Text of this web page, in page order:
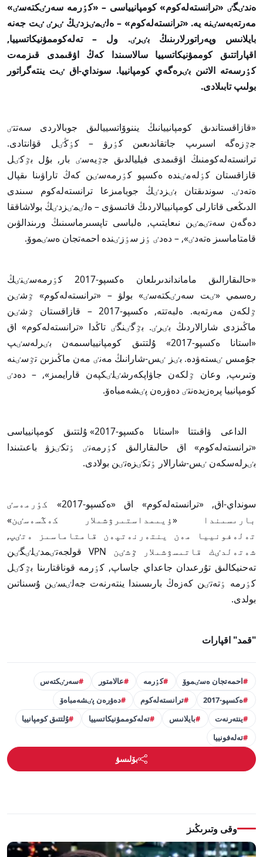
ەندٸگٸ «ترانستەلەكوم» كومپانيياسى – «كٶرمە سەرٸكتەسٸ»
مەرتەبەسٸنە يە. «ترانستەلەكوم» – ەلٸمٸزدٸڭ ٸرٸ ٸت جەنە
بايلانىس وپەراتورلارىنىڭ بٸرٸ. ول – تەلەكوممۋنيكاتسييا,
اقپاراتتىق كوممۋنيكاتسييا سالاسىندا كەڭ اۋقىمدى قىزمەت
كٶرسەتە الاتىن بٸرەگەي كومپانييا. سونداي-اق ٸت ينتەگراتور
بولىپ تابىلادى.
«قازاقستاندىق كومپانييانىڭ يننوۆاتسييالىق جوبالاردى سەتتٸ
جٷزەگە اسىرىپ جاتقاندىعىن كٶرۋ – كٶڭٸل قۋانتادى.
ترانستەلەكومنىڭ اۋقىمدى فيليالدىق جٷيەسٸ بار, بۇل بٷكٸل
قازاقستان كٶلەمٸندە ەكسپو كٶرمەسٸن كەڭ تاراۋىنا ىقپال
ەتەدٸ. سوندىقتان بٸزدٸڭ جوبامىزعا ترانستەلەكوم سىندى
الدىڭعى قاتارلى كومپانييالاردىڭ قاتىسۋى – ەلٸمٸزدٸڭ بولاشاققا
دەگەن سەنٸمٸن نىعايتىپ, ەلباسى تاپسىرماسىنىڭ ورىندالۋىن
قامتاماسىز ەتەدٸ», – دەدٸ ٶز سٶزٸندە احمەتجان ەسٸموۆ.
«حالىقارالىق مامانداندىرىلعان ەكسپو-2017 كٶرمەسٸنٸڭ
رەسمي «ٸت سەرٸكتەسٸ» بولۋ – «ترانستەلەكوم» ٷشٸن
ٷلكەن مەرتەبە. ەلبەتتە, ەكسپو-2017 – قازاقستان ٷشٸن
ماڭىزدى شارالاردىڭ بٸرٸ. بٷگٸنگٸ تاڭدا «ترانستەلەكوم» اق
«استانا ەكسپو-2017» ۇلتتىق كومپانيياسىمەن بٸرلەسٸپ
جۇمىس ٸستەۋدە. بٸز ٸس-شارانىڭ مەنٸ مەن ماڭىزىن تٷسٸنە
وتىرىپ, وعان ٷلكەن جاۋاپكەرشٸلٸكپەن قارايمىز», – دەدٸ
كومپانييا پرەزيدەنتٸ دەۋرەن پٸشەمباەۆ.
الداعى ۋاقىتتا «استانا ەكسپو-2017» ۇلتتىق كومپانيياسى
«ترانستەلەكوم» اق حالىقارالىق كٶرمەنٸ ٶتكٸزۋ باعىتىندا
بٸرلەسكەن ٸس-شارالار ٶتكٸزەتٸن بولادى.
سونداي-اق, «ترانستەلەكوم» اق «ەكسپو-2017» كٶرمەسٸ
بارىسىندا «ۇيىمداستىرۋشىلار كەڭسەسٸن»
تەلەفونييا مەن ينتەرنەتپەن قامتاماسىز ەتٸپ,
شەتەلدٸك قاتىسۋشىلار ٷشٸن VPN قولجەتٸمدٸلٸگٸن
تەحنيكالىق تۇرعىدان جاعداي جاساپ, كٶرمە قوناقتارىنا بٷكٸل
كٶرمە ٶتەتٸن كەزەڭ بارىسىندا ينتەرنەت جەلٸسٸن ۇسىناتىن
بولدى.
"قمد" اقپارات
احمەتجان ەسٸموۆ كٶرمە عالامتور
سەرٸكتەس
ەكسپو-2017
ترانستەلەكوم
دەۋرەن پٸشەمباەۆ
ينتەرنەت
بايلانىس تەلەكوممۋنيكاتسييا
ۇلتتىق كومپانييا
تەلەفونييا
بۆلىسۋ
وقى وتىرىڭىز